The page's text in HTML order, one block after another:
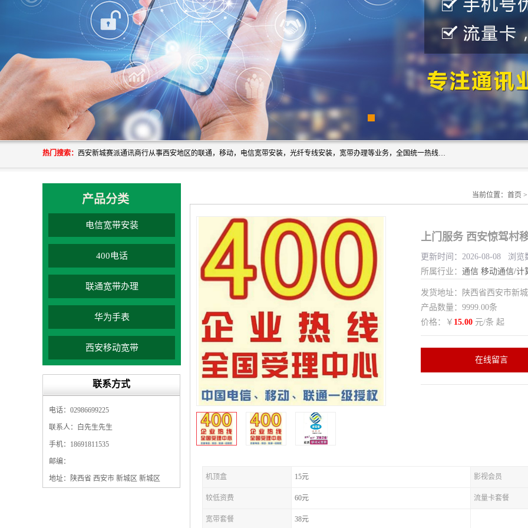
热门搜索： 西安新城赛派通讯商行从事西安地区的联通，移动，电信宽带安装，光纤专线安装，宽带办理等业务，全国统一热线：18691811535。西安市新城区赛派通讯商行是一家专业通讯公司，欢迎新老客户来电咨询！
产品分类
电信宽带安装
400电话
联通宽带办理
华为手表
西安移动宽带
联系方式
电话：02986699225
联系人：白先生先生
手机：18691811535
邮编：
地址：陕西省 西安市 新城区 新城区
当前位置： 首页
上门服务 西安惊驾村
更新时间：2026-08-08 浏览
所属行业： 通信 移动通信/计
发货地址：陕西省西安市新
产品数量：9999.00条
价格：￥ 15.00 元/条 起
在线留言
机顶盒 15元 影视会员
较低资费 60元 流量卡套餐
宽带套餐 38元